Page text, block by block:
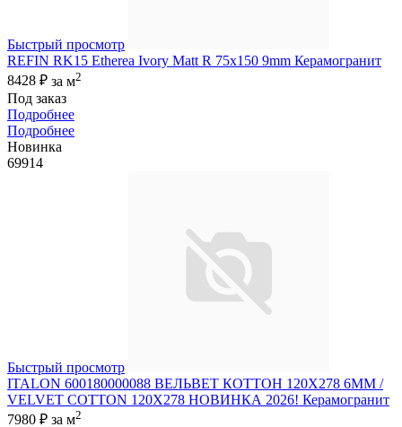
Быстрый просмотр
REFIN RK15 Etherea Ivory Matt R 75x150 9mm Керамогранит
8428 ₽ за м2
Под заказ
Подробнее
Подробнее
Новинка
69914
Быстрый просмотр
ITALON 600180000088 ВЕЛЬВЕТ КОТТОН 120X278 6ММ /
VELVET COTTON 120X278 НОВИНКА 2026! Керамогранит
7980 ₽ за м2